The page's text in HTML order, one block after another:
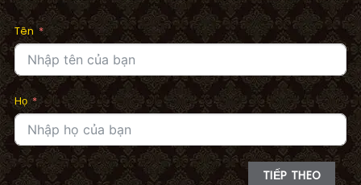
Tên
Họ
TIẾP THEO